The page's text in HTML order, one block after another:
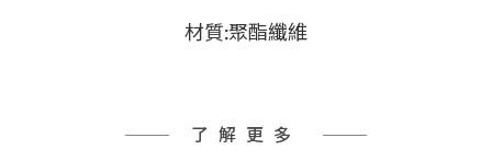
材質:聚酯纖維
了解更多